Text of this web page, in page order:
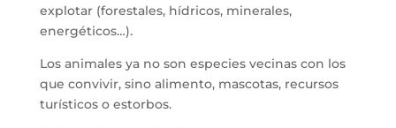
explotar (forestales, hídricos, minerales,
energéticos…).
Los animales ya no son especies vecinas con los
que convivir, sino alimento, mascotas, recursos
turísticos o estorbos.